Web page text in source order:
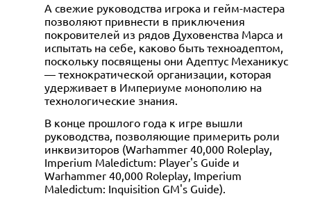
А свежие руководства игрока и гейм-мастера
позволяют привнести в приключения
покровителей из рядов Духовенства Марса и
испытать на себе, каково быть техноадептом,
поскольку посвящены они Адептус Механикус
— технократической организации, которая
удерживает в Империуме монополию на
технологические знания.
В конце прошлого года к игре вышли
руководства, позволяющие примерить роли
инквизиторов (Warhammer 40,000 Roleplay,
Imperium Maledictum: Player's Guide и
Warhammer 40,000 Roleplay, Imperium
Maledictum: Inquisition GM's Guide).